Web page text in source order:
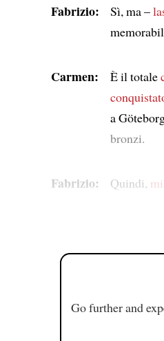
Fabrizio: Sì, ma –
Carmen: È il totale
a
bronzi.
Fabrizio: Quindi,
Go further and